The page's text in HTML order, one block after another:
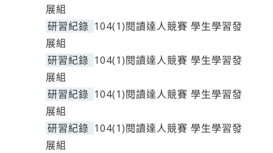
展組
研習紀錄 104(1)閱讀達人競賽 學生學習發
展組
研習紀錄 104(1)閱讀達人競賽 學生學習發
展組
研習紀錄 104(1)閱讀達人競賽 學生學習發
展組
研習紀錄 104(1)閱讀達人競賽 學生學習發
展組